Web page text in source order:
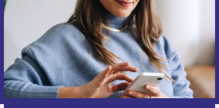
Už nikdy nepromeškej žádnou nabídku.
Chci voucher
Informace o použití osobních údajů najdeš v našich
Zásadách ochrany osobních údajů.